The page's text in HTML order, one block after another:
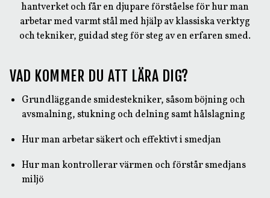
hantverket och får en djupare förståelse för hur man
arbetar med varmt stål med hjälp av klassiska verktyg
och tekniker, guidad steg för steg av en erfaren smed.
VAD KOMMER DU ATT LÄRA DIG?
Grundläggande smidestekniker, såsom böjning och
avsmalning, stukning och delning samt hålslagning
Hur man arbetar säkert och effektivt i smedjan
Hur man kontrollerar värmen och förstår smedjans
miljö